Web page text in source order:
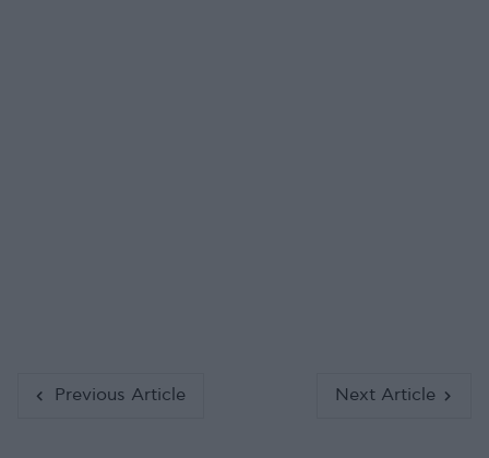
Previous Article Next Article